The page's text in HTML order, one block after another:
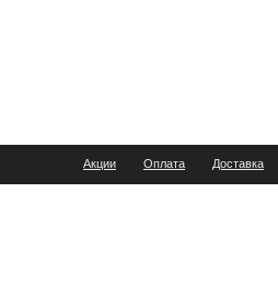
Акции Оплата Доставка